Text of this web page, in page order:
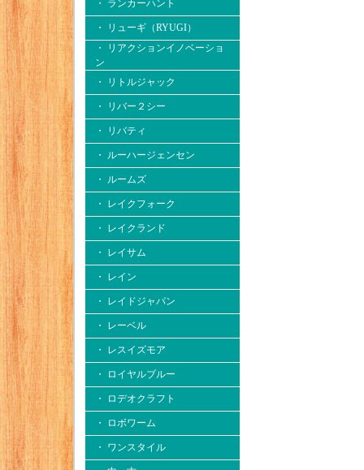
・ ランカーハント
・ リューギ（RYUGI）
・ リアクションイノベーショ
ン
・ リトルジャック
・ リバー２シー
・ リバティ
・ ルーハージェンセン
・ ルームズ
・ レイクフォーク
・ レイクランド
・ レイサム
・ レイン
・ レイドジャパン
・ レーベル
・ レスイズモア
・ ロイヤルブルー
・ ロデオクラフト
・ ロボワーム
・ ワンスタイル